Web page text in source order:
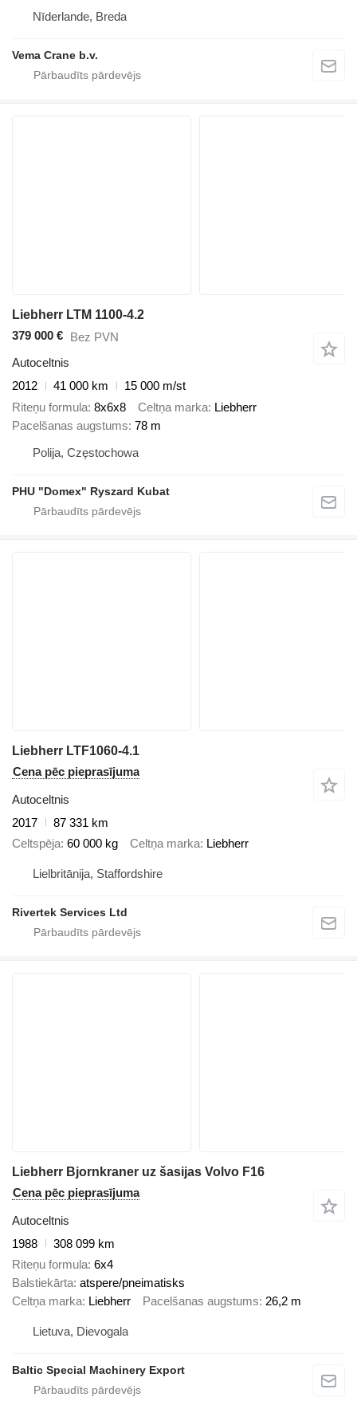
Nīderlande, Breda
Vema Crane b.v.
Liebherr LTM 1100-4.2
379 000 € Bez PVN
Autoceltnis
2012
41 000 km
15 000 m/st
Riteņu formula 8x6x8 Celtņa marka Liebherr
Pacelšanas augstums 78 m
Polija, Częstochowa
PHU "Domex" Ryszard Kubat
Liebherr LTF1060-4.1
Cena pēc pieprasījuma
Autoceltnis
2017
87 331 km
Celtspēja 60 000 kg Celtņa marka Liebherr
Lielbritānija, Staffordshire
Rivertek Services Ltd
Liebherr Bjornkraner uz šasijas Volvo F16
Cena pēc pieprasījuma
Autoceltnis
1988
308 099 km
Riteņu formula 6x4
Balstiekārta atspere/pneimatisks
Celtņa marka Liebherr Pacelšanas augstums 26,2 m
Lietuva, Dievogala
Baltic Special Machinery Export